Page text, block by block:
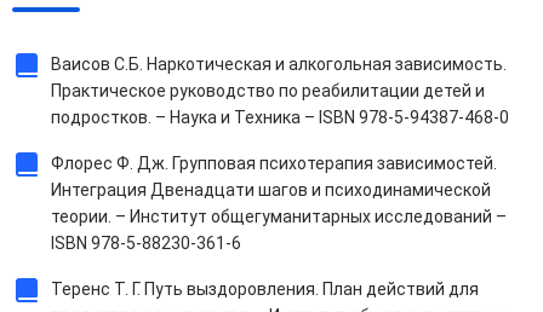
Ваисов С.Б. Наркотическая и алкогольная зависимость.
Практическое руководство по реабилитации детей и
подростков. – Наука и Техника – ISBN 978-5-94387-468-0
Флорес Ф. Дж. Групповая психотерапия зависимостей.
Интеграция Двенадцати шагов и психодинамической
теории. – Институт общегуманитарных исследований –
ISBN 978-5-88230-361-6
Теренс Т. Г. Путь выздоровления. План действий для